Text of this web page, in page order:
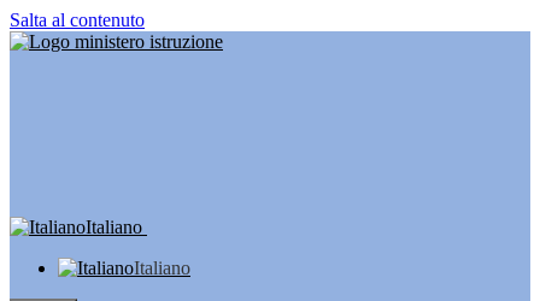
Salta al contenuto
Italiano
Italiano